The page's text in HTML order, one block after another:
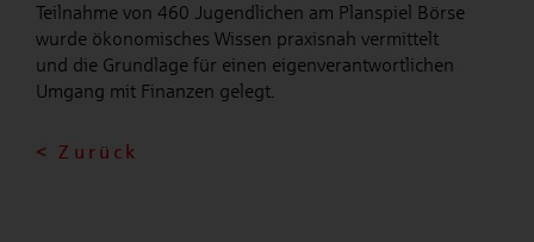
Teilnahme von 460 Jugendlichen am Planspiel Börse
wurde ökonomisches Wissen praxisnah vermittelt
und die Grundlage für einen eigenverantwortlichen
Umgang mit Finanzen gelegt.
< Zurück